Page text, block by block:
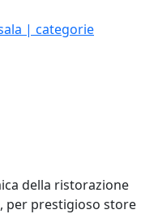
| categorie
della ristorazione
per prestigioso store